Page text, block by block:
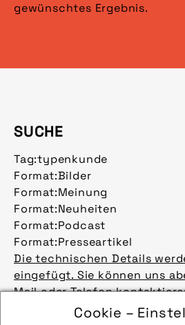
Cookie –
gewünschtes Ergebnis.
SUCHE
Tag:typenkunde
Format:Bilder
Format:Meinung
Format:Neuheiten
Format:Podcast
Format:Presseartikel
Die technischen Details
eingefügt. Sie können uns
Mail oder Telefon